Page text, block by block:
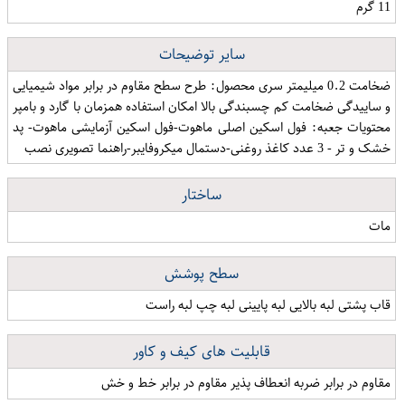
11 گرم
سایر توضیحات
ضخامت 0.2 میلیمتر سری محصول: طرح سطح مقاوم در برابر مواد شیمیایی
و ساییدگی ضخامت کم چسبندگی بالا امكان استفاده همزمان با گارد و بامپر
محتویات جعبه: فول اسکین اصلی ماهوت-فول اسکین آزمایشی ماهوت- پد
خشک و تر - 3 عدد کاغذ روغنی-دستمال میکروفایبر-راهنما تصویری نصب
ساختار
مات
سطح پوشش
قاب پشتی لبه بالایی لبه پایینی لبه چپ لبه راست
قابلیت های کیف و کاور
مقاوم در برابر ضربه انعطاف پذیر مقاوم در برابر خط و خش